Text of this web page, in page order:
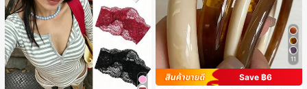
11
Save ฿6